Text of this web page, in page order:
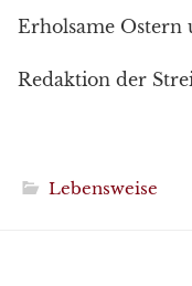
Erholsame Ostern
Redaktion der
Lebensweise